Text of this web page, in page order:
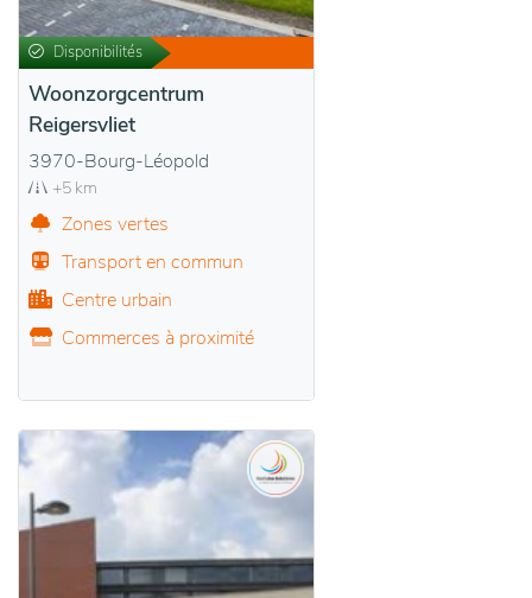
Disponibilités
Woonzorgcentrum
Reigersvliet
3970-Bourg-Léopold
+5 km
Zones vertes
Transport en commun
Centre urbain
Commerces à proximité